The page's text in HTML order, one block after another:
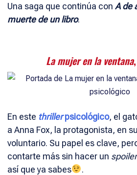
Una saga que continúa con A de
muerte de un libro.
La mujer en la ventana
En este thrillerpsicológico, el
a Anna Fox, la protagonista, en
voluntario. Su papel es clave,
contarte más sin hacer un spoiler
así que ya sabes
.